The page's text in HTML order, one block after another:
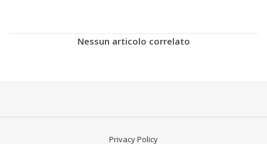
Nessun articolo correlato
Privacy Policy